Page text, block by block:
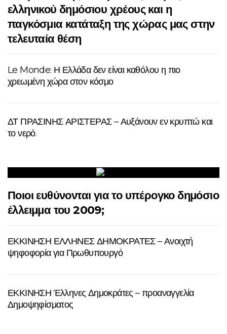
ελληνικού δημόσιου χρέους και η
παγκόσμια κατάταξη της χώρας μας στην
τελευταία θέση
Le Monde: Η Ελλάδα δεν είναι καθόλου η πιο
χρεωμένη χώρα στον κόσμο
ΔΤ ΠΡΑΣΙΝΗΣ ΑΡΙΣΤΕΡΑΣ – Αυξάνουν εν κρυπτώ και
το νερό.
Ποιοι ευθύνονται για το υπέρογκο δημόσιο
έλλειμμα του 2009;
ΕΚΚΙΝΗΣΗ ΕΛΛΗΝΕΣ ΔΗΜΟΚΡΑΤΕΣ – Ανοιχτή
ψηφοφορία για Πρωθυπουργό
ΕΚΚΙΝΗΣΗ Έλληνες Δημοκράτες – προαναγγελία
Δημοψηφίσματος